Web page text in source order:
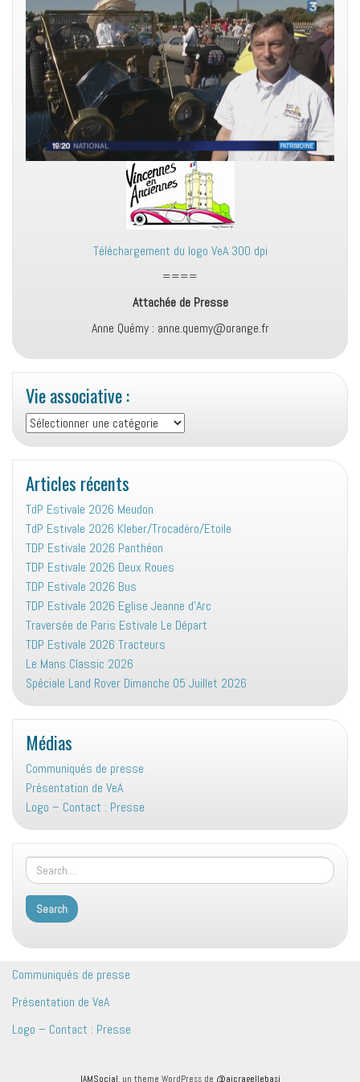
Téléchargement du logo VeA 300 dpi
====
Attachée de Presse
Anne Quémy : anne.quemy@orange.fr
Vie associative :
Vie
associative
:
Articles récents
TdP Estivale 2026 Meudon
TdP Estivale 2026 Kleber/Trocadéro/Etoile
TDP Estivale 2026 Panthéon
TDP Estivale 2026 Deux Roues
TDP Estivale 2026 Bus
TDP Estivale 2026 Eglise Jeanne d’Arc
Traversée de Paris Estivale Le Départ
TDP Estivale 2026 Tracteurs
Le Mans Classic 2026
Spéciale Land Rover Dimanche 05 Juillet 2026
Médias
Communiqués de presse
Présentation de VeA
Logo – Contact : Presse
Communiqués de presse
Présentation de VeA
Logo – Contact : Presse
IAMSocial, un theme WordPress de @aicragellebasi